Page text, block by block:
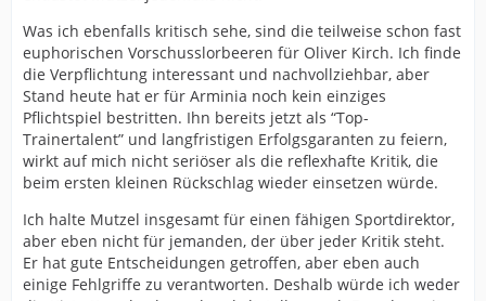
Club. Das Umfeld ist gut, es wird seriös gearbeitet und
man muss auch nicht ständig Rekordstrafen an den DFB
bezahlen, weil der eine oder andere "Fan" ein
gewalttätiges Arschloch ist.
Und genau deshalb wette ich mit Dir um eine Kiste
Krombacher, dass Dresden am Ende der nächsten
Saison hinter uns stehen wird, und zwar mit Abstand.
Was ich ebenfalls kritisch sehe, sind die teilweise schon fast
euphorischen Vorschusslorbeeren für Oliver Kirch. Ich finde
die Verpflichtung interessant und nachvollziehbar, aber
Stand heute hat er für Arminia noch kein einziges
Pflichtspiel bestritten. Ihn bereits jetzt als “Top-
Trainertalent” und langfristigen Erfolgsgaranten zu feiern,
wirkt auf mich nicht seriöser als die reflexhafte Kritik, die
beim ersten kleinen Rückschlag wieder einsetzen würde.
Ich halte Mutzel insgesamt für einen fähigen Sportdirektor,
aber eben nicht für jemanden, der über jeder Kritik steht.
Er hat gute Entscheidungen getroffen, aber eben auch
einige Fehlgriffe zu verantworten. Deshalb würde ich weder